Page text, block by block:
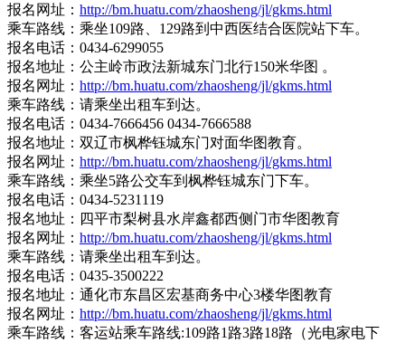
报名网址： http://bm.huatu.com/zhaosheng/jl/gkms.html
乘车路线：乘坐109路、129路到中西医结合医院站下车。
报名电话：0434-6299055
报名地址：公主岭市政法新城东门北行150米华图 。
报名网址： http://bm.huatu.com/zhaosheng/jl/gkms.html
乘车路线：请乘坐出租车到达。
报名电话：0434-7666456 0434-7666588
报名地址：双辽市枫桦钰城东门对面华图教育。
报名网址： http://bm.huatu.com/zhaosheng/jl/gkms.html
乘车路线：乘坐5路公交车到枫桦钰城东门下车。
报名电话：0434-5231119
报名地址：四平市梨树县水岸鑫都西侧门市华图教育
报名网址： http://bm.huatu.com/zhaosheng/jl/gkms.html
乘车路线：请乘坐出租车到达。
报名电话：0435-3500222
报名地址：通化市东昌区宏基商务中心3楼华图教育
报名网址： http://bm.huatu.com/zhaosheng/jl/gkms.html
乘车路线：客运站乘车路线:109路1路3路18路（光电家电下